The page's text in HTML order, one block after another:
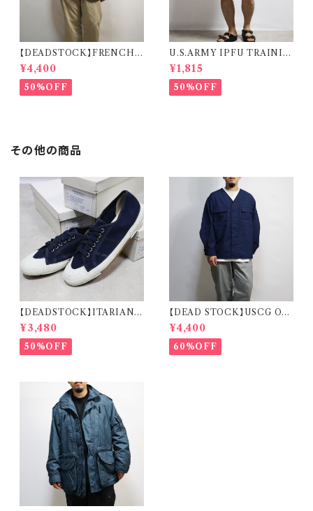
【DEADSTOCK】FRENCH
MILITARY SLEEPING SHI
RT フランス軍 スリーピングシャ
ツ デッドストック
¥4,400
50%OFF
U.S.ARMY IPFU TRAININ
G SHORTS 米軍 トレーニング
ショーツ
¥1,815
50%OFF
その他の商品
【DEADSTOCK】ITARIAN
MILITARY M.M. DECK S
HOES イタリア海軍 デッキシュ
ーズ 箱付き デッドストック
¥3,480
50%OFF
【DEAD STOCK】USCG OD
U SHIRT REMAKE CARDI
GAN 米国沿岸警備隊 オペレー
ションジャケット リメイク カーデ
ィガン
¥4,400
60%OFF